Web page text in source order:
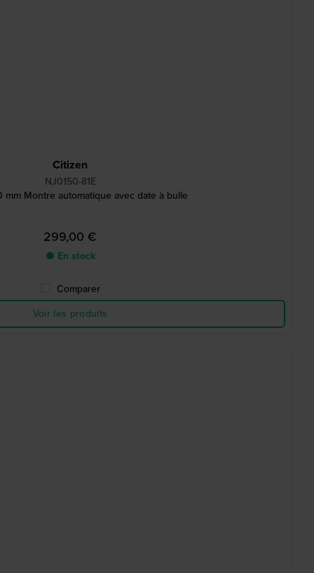
Citizen
NJ0150-81E
mm Montre automatique avec date à bulle
299,00 €
● En stock
Comparer
Voir les produits